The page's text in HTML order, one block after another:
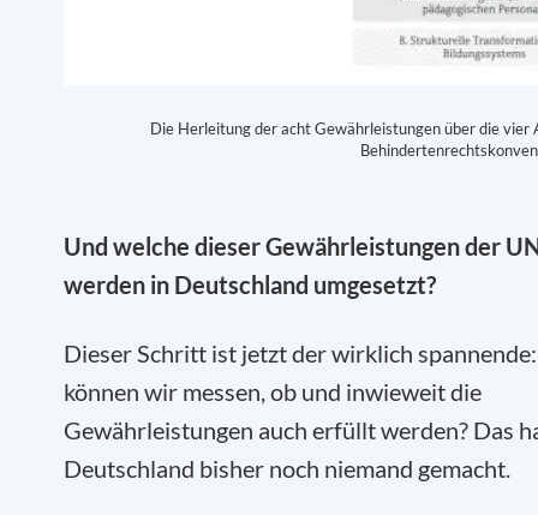
Die Herleitung der acht Gewährleistungen über die
Und welche dieser Gewährleistungen der
werden in Deutschland umgesetzt?
Dieser Schritt ist jetzt der wirklich
können wir messen, ob und inwieweit die
Gewährleistungen auch erfüllt werden? Das
Deutschland bisher noch niemand gemacht.